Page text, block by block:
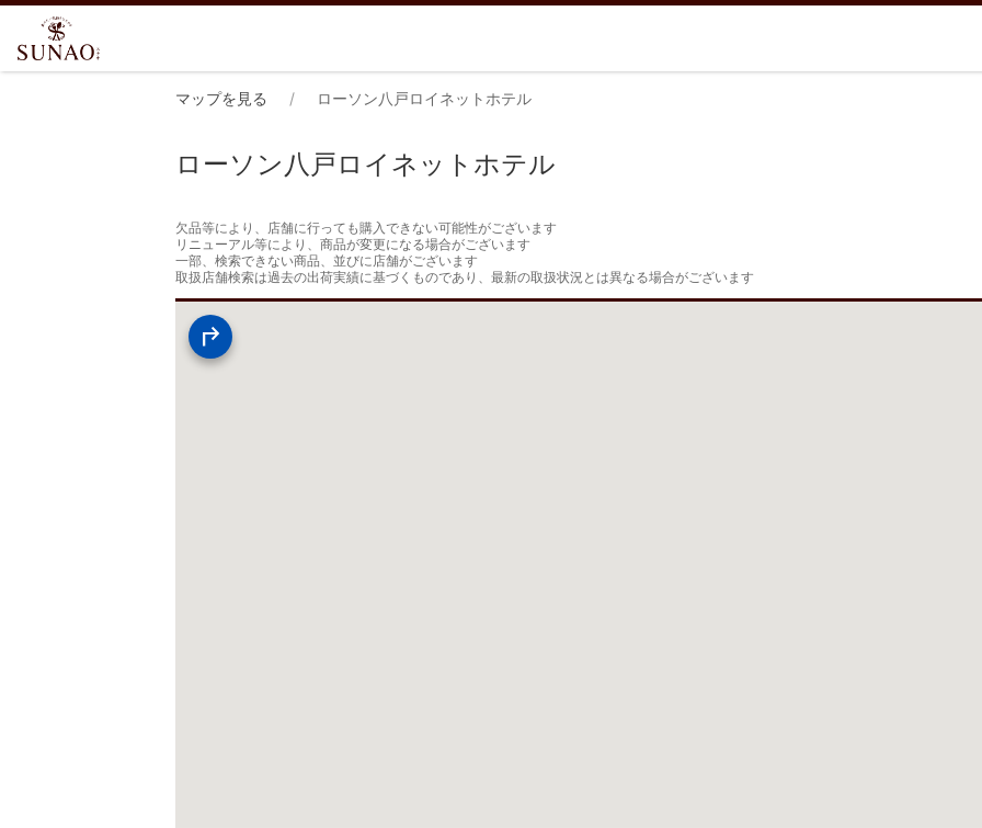
マップを見る ローソン八戸ロイネットホテル
ローソン八戸ロイネットホテル
欠品等により、店舗に行っても購入できない可能性がございます
リニューアル等により、商品が変更になる場合がございます
一部、検索できない商品、並びに店舗がございます
取扱店舗検索は過去の出荷実績に基づくものであり、最新の取扱状況とは異なる場合がございます